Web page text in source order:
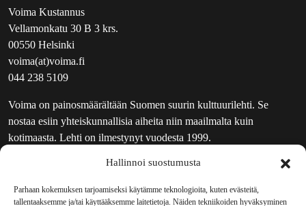
Hallinnoi suostumusta
Parhaan kokemuksen tarjoamiseksi käytämme teknologioita, kuten evästeitä,
tallentaaksemme ja/tai käyttääksemme laitetietoja. Näiden tekniikoiden hyväksyminen
Voima Kustannus
Vellamonkatu 30 B 3 krs.
00550 Helsinki
voima(at)voima.fi
044 238 5109
Voima on painosmäärältään Suomen suurin kulttuurilehti. Se
nostaa esiin yhteiskunnallisia aiheita niin maailmalta kuin
kotimaasta. Lehti on ilmestynyt vuodesta 1999.
UUTISKIRJE